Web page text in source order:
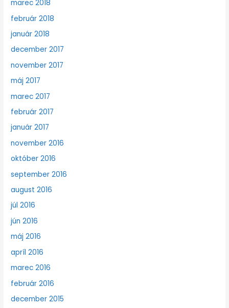
marec 2018
február 2018
január 2018
december 2017
november 2017
máj 2017
marec 2017
február 2017
január 2017
november 2016
október 2016
september 2016
august 2016
júl 2016
jún 2016
máj 2016
apríl 2016
marec 2016
február 2016
december 2015